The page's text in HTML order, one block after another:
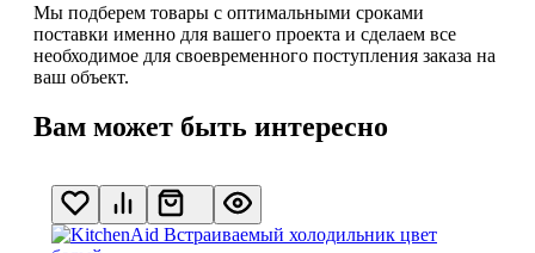
Мы подберем товары с оптимальными сроками
поставки именно для вашего проекта и сделаем все
необходимое для своевременного поступления заказа на
ваш объект.
Вам может быть интересно